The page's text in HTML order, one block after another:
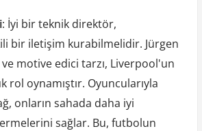
: İyi bir teknik direktör,
bir iletişim kurabilmelidir. Jürgen
motive edici tarzı, Liverpool'un
rol oynamıştır. Oyuncularıyla
onların sahada daha iyi
sağlar. Bu, futbolun